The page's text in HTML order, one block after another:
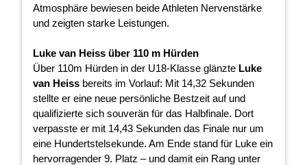
Atmosphäre bewiesen beide Athleten Nervenstärke
und zeigten starke Leistungen.
Luke van Heiss über 110 m Hürden
Über 110m Hürden in der U18-Klasse glänzte Luke
van Heiss bereits im Vorlauf: Mit 14,32 Sekunden
stellte er eine neue persönliche Bestzeit auf und
qualifizierte sich souverän für das Halbfinale. Dort
verpasste er mit 14,43 Sekunden das Finale nur um
eine Hundertstelsekunde. Am Ende stand für Luke ein
hervorragender 9. Platz – und damit ein Rang unter